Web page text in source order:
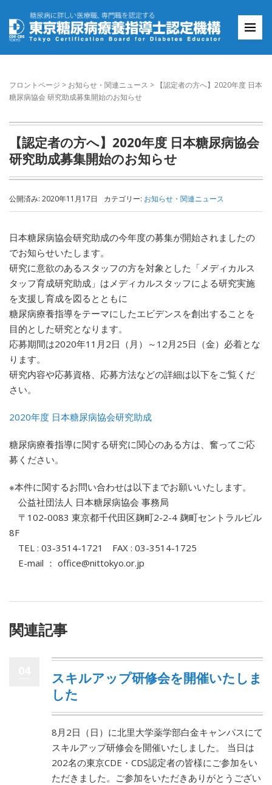
フロントページ > お知らせ・関連ニュース > 【認定者の方へ】2020年度 日本
糖尿病協会 研究助成募集開始のお知らせ
【認定者の方へ】2020年度 日本糖尿病協会
研究助成募集開始のお知らせ
公開済み: 2020年11月17日 カテゴリー: お知らせ・関連ニュース
日本糖尿病協会研究助成の今年度の募集が開始されましたの
でお知らせいたします。
研究に意欲のあるスタッフの方を対象とした「メディカルス
タッフ育成研究助成」はメディカルスタッフによる研究実施
を支援し育成を図るとともに
糖尿病療養指導をテーマにしたエビデンスを創出することを
目的とした研究となります。
応募期間は2020年11月2日（月）～12月25日（金）必着とな
ります。
研究内容や応募資格、応募方法などの詳細は以下をご覧くだ
さい。
2020年度 日本糖尿病協会研究助成
糖尿病療養指導に関する研究に関心のある方は、奮ってご応
募ください。
※本件に関するお問い合わせは以下までお願いいたします。
公益社団法人 日本糖尿病協会 事務局
〒102-0083 東京都千代田区麹町2-2-4 麹町セントラルビル
8F
TEL : 03-3514-1721 FAX : 03-3514-1725
E-mail ： office@nittokyo.or.jp
関連記事
スキルアップ研修会を開催いたしま
した
8月2日（日）に北里大学薬学部白金キャンパスにて
スキルアップ研修会を開催いたしました。 当日は
202名の東京CDE・CDS認定者の皆様にご参加をい
ただきました。ご参加をいただきありがとうござい